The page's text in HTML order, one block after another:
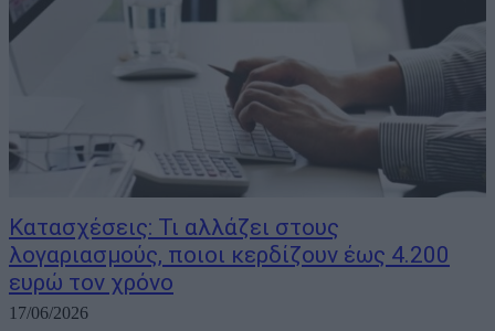
Κατασχέσεις: Τι αλλάζει στους
λογαριασμούς, ποιοι κερδίζουν έως 4.200
ευρώ τον χρόνο
17/06/2026